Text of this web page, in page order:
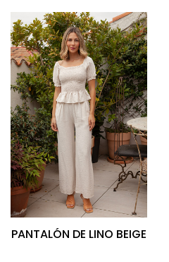
PANTALÓN DE LINO BEIGE